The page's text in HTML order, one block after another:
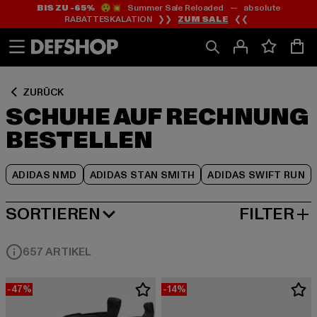
Zum
Inhalt
springen
Zum
Fußzeile
springen
BIS ZU -65%😲💥 Summer Sale Reloaded — absolute
RABATTESKALATION ❯❯ ZUM SALE ❮❮
ZURÜCK
SCHUHE AUF RECHNUNG
BESTELLEN
ADIDAS NMD ADIDAS STAN SMITH ADIDAS SWIFT RUN
Zum
Produktraster
springen
SORTIEREN
BELIEBTESTE FILTER
657 ARTIKEL
-47% -14%